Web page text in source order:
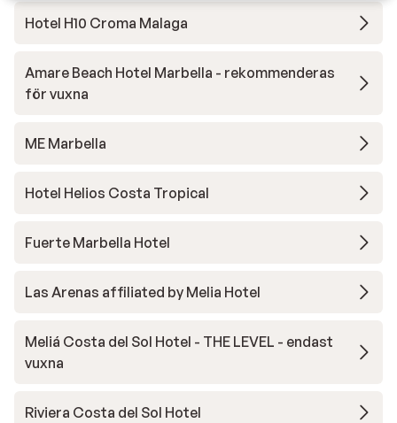
Hotel H10 Croma Malaga
Amare Beach Hotel Marbella - rekommenderas
för vuxna
ME Marbella
Hotel Helios Costa Tropical
Fuerte Marbella Hotel
Las Arenas affiliated by Melia Hotel
Meliá Costa del Sol Hotel - THE LEVEL - endast
vuxna
Riviera Costa del Sol Hotel